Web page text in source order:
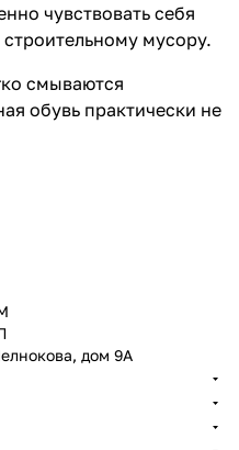
чувствовать себя
мусору.
смываются
обувь практически не
дом 9A